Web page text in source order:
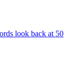
look back at 50